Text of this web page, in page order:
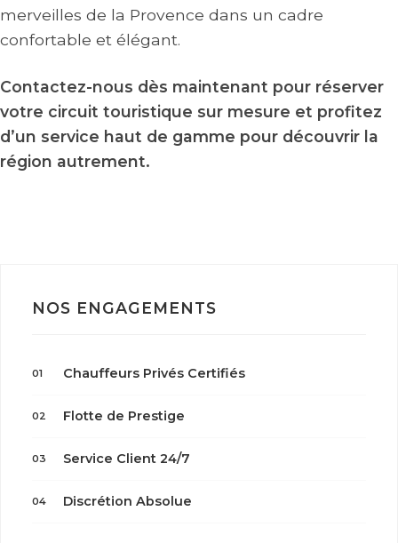
merveilles de la Provence dans un cadre
confortable et élégant.
Contactez-nous dès maintenant pour réserver
votre circuit touristique sur mesure et profitez
d’un service haut de gamme pour découvrir la
région autrement.
NOS ENGAGEMENTS
01 Chauffeurs Privés Certifiés
02 Flotte de Prestige
03 Service Client 24/7
04 Discrétion Absolue